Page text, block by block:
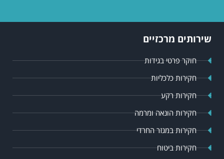
שירותים מרכזיים
חוקר פרטי בגידות
חקירות כלכליות
חקירות רקע
חקירות הונאה ומרמה
חקירות במגזר החרדי
חקירות ביטוח